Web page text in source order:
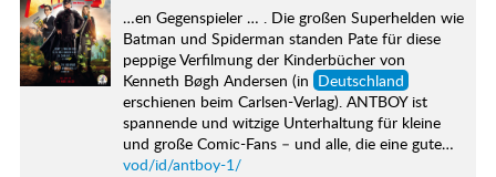
…en Gegenspieler … . Die großen Superhelden wie
Batman und Spiderman standen Pate für diese
peppige Verfilmung der Kinderbücher von
Kenneth Bøgh Andersen (in Deutschland
erschienen beim Carlsen-Verlag). ANTBOY ist
spannende und witzige Unterhaltung für kleine
und große Comic-Fans – und alle, die eine gute…
vod/id/antboy-1/